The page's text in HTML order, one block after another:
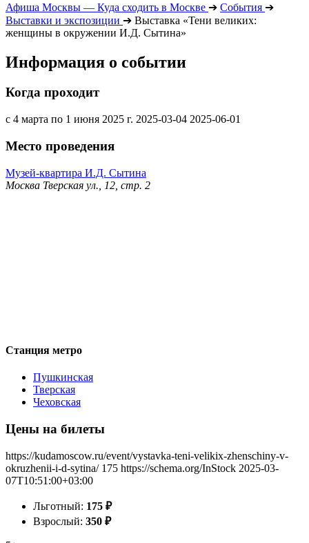
Афиша Москвы — Куда сходить в Москве ➔ События ➔
Выставки и экспозиции ➔ Выставка «Тени великих:
женщины в окружении И.Д. Сытина»
Информация о событии
Когда проходит
с 4 марта по 1 июня 2025 г. 2025-03-04 2025-06-01
Место проведения
Музей-квартира И.Д. Сытина
Москва Тверская ул., 12, стр. 2
Станция метро
Пушкинская
Тверская
Чеховская
Цены на билеты
https://kudamoscow.ru/event/vystavka-teni-velikix-zhenschiny-v-
okruzhenii-i-d-sytina/ 175 https://schema.org/InStock 2025-03-
07T10:51:00+03:00
Льготный: 175 ₽
Взрослый: 350 ₽